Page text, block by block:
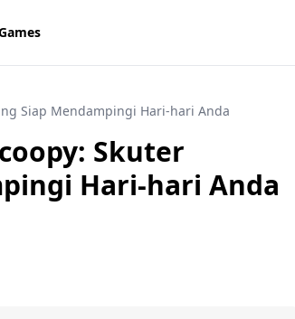
Siap Mendampingi Hari-hari Anda
Skuter
Hari-hari Anda